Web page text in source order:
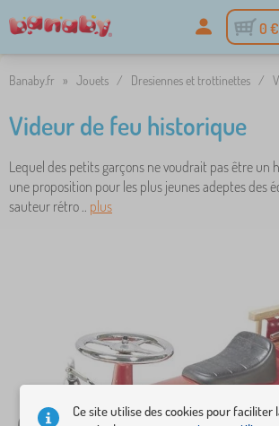
0 €
Banaby.fr » Jouets / Dresiennes et trottinettes /
Videur de feu historique
Lequel des petits garçons ne voudrait pas être un
une proposition pour les plus jeunes adeptes des
sauteur rétro .. plus
Ce site utilise des cookies pour faciliter